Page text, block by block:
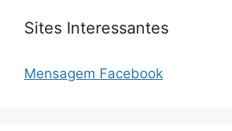
Sites Interessantes
Mensagem Facebook